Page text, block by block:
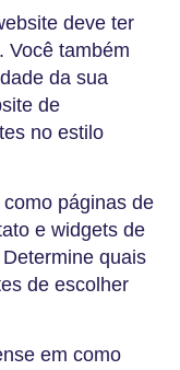
deve ter
Você também
da sua
de
no estilo
páginas de
e widgets de
quais
de escolher
em como